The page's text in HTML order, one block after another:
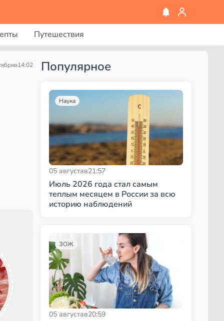
Путешествия
в14:02 Популярное
Наука
05 августав21:57
Июль 2026 года стал самым
теплым месяцем в России за всю
историю наблюдений
ЗОЖ
05 августав20:59